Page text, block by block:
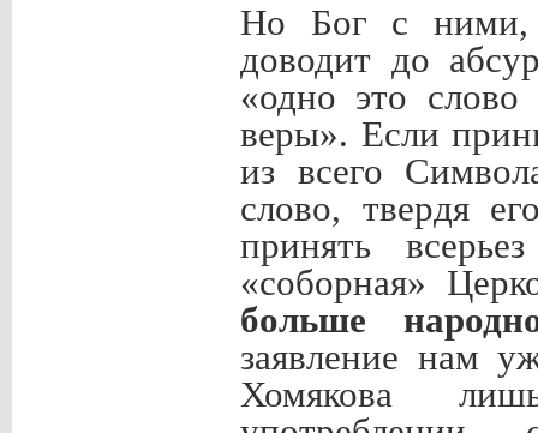
Но Бог с ними,
доводит до
«одно это слово
веры». Если
из всего
слово, твердя
принять
«соборная»
больше
заявление нам
Хомякова